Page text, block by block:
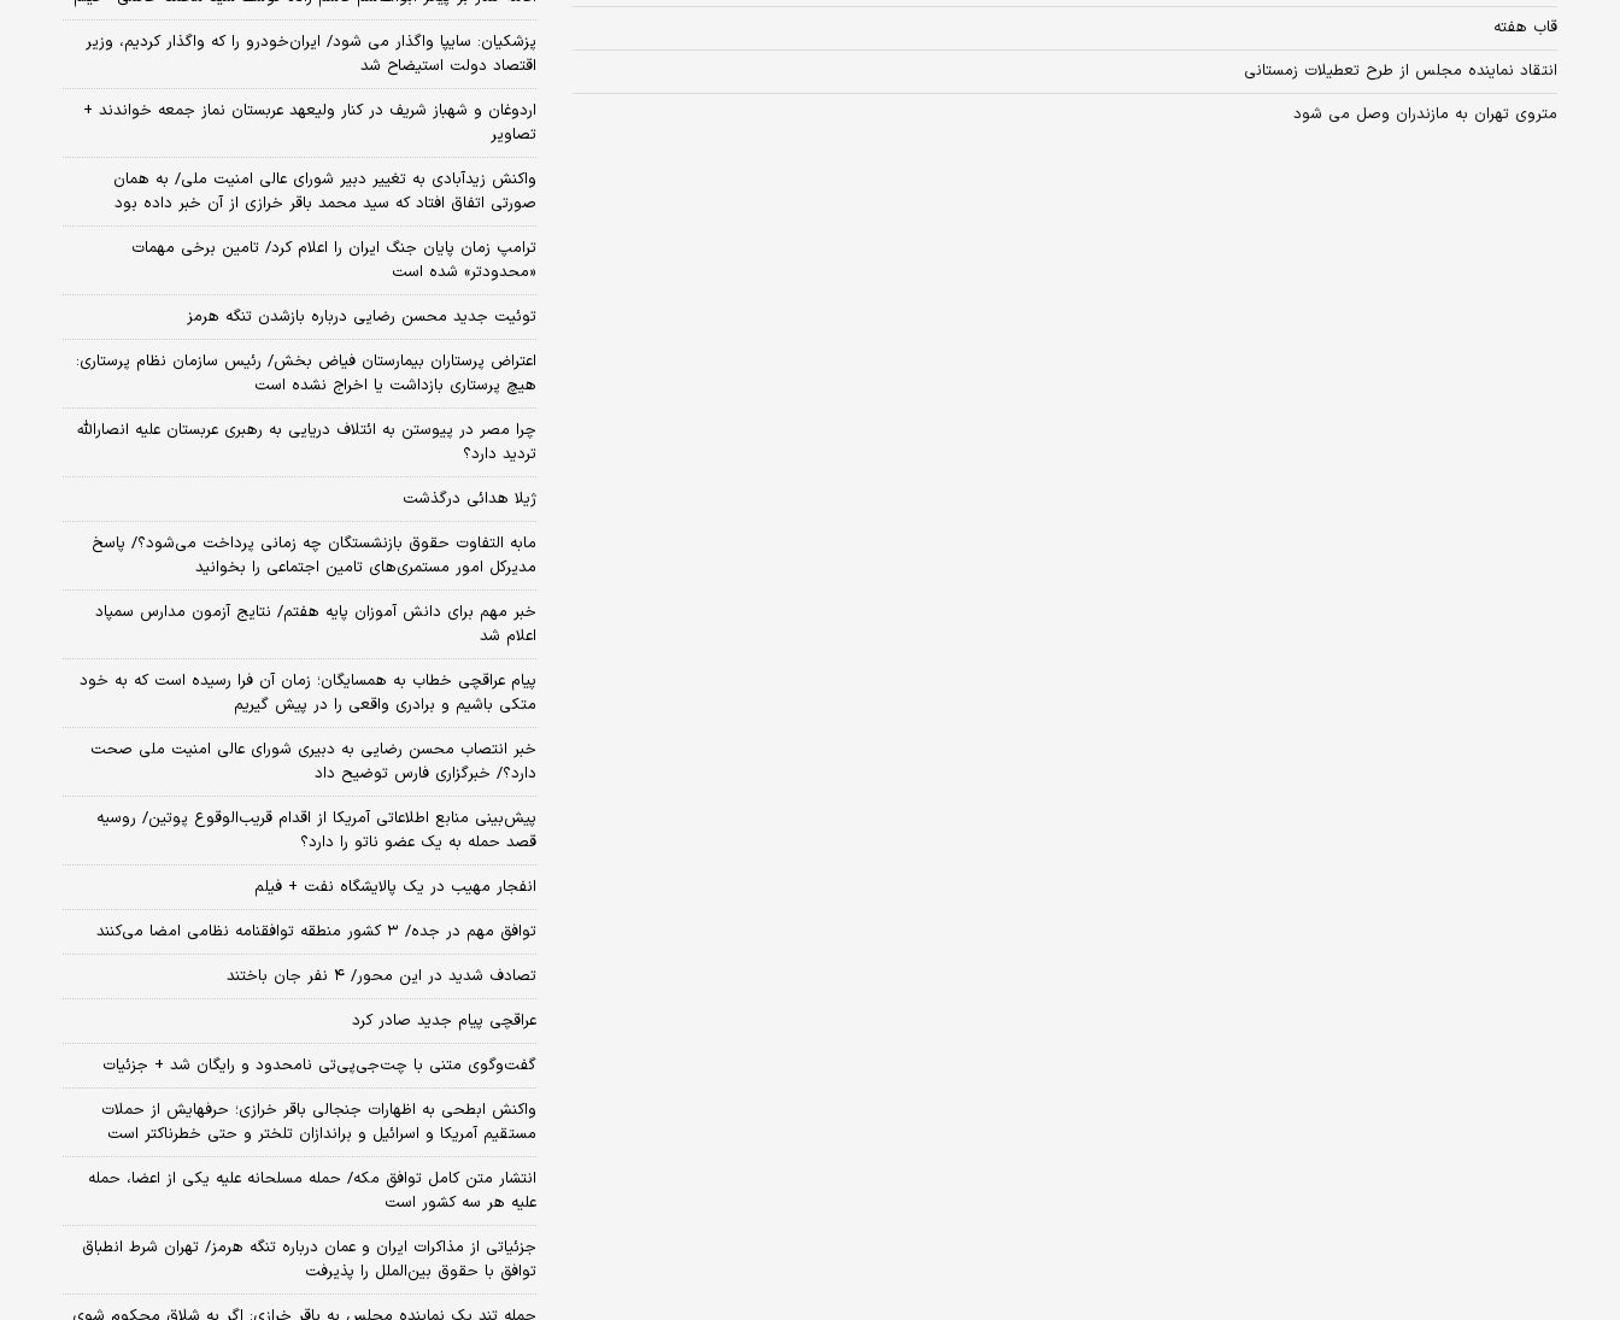
قاب هفته
انتقاد نماینده مجلس از طرح تعطیلات زمستانی
متروی تهران به مازندران وصل می شود
پزشکیان: سایپا واگذار می شود/ ایران‌خودرو را که واگذار کردیم، وزیر
اقتصاد دولت استیضاح شد
اردوغان و شهباز شریف در کنار ولیعهد عربستان نماز جمعه خواندند +
تصاویر
واکنش زیدآبادی به تغییر دبیر شورای عالی امنیت ملی/ به همان
صورتی اتفاق افتاد که سید محمد باقر خرازی از آن خبر داده بود
ترامپ زمان پایان جنگ ایران را اعلام کرد/ تامین برخی مهمات
«محدودتر» شده است
توئیت جدید محسن رضایی درباره بازشدن تنگه هرمز
اعتراض پرستاران بیمارستان فیاض بخش/ رئیس سازمان نظام پرستاری:
هیچ پرستاری بازداشت یا اخراج نشده است
چرا مصر در پیوستن به ائتلاف دریایی به رهبری عربستان علیه انصارالله
تردید دارد؟
ژیلا هدائی درگذشت
مابه التفاوت حقوق بازنشستگان چه زمانی پرداخت می‌شود؟/ پاسخ
مدیرکل امور مستمری‌های تامین اجتماعی را بخوانید
خبر مهم برای دانش آموزان پایه هفتم/ نتایج آزمون مدارس سمپاد
اعلام شد
پیام عراقچی خطاب به همسایگان؛ زمان آن فرا رسیده است که به خود
متکی باشیم و برادری واقعی را در پیش گیریم
خبر انتصاب محسن رضایی به دبیری شورای عالی امنیت ملی صحت
دارد؟/ خبرگزاری فارس توضیح داد
پیش‌بینی منابع اطلاعاتی آمریکا از اقدام قریب‌الوقوع پوتین/ روسیه
قصد حمله به یک عضو ناتو را دارد؟
انفجار مهیب در یک پالایشگاه نفت + فیلم
توافق مهم در جده/ ۳ کشور منطقه توافقنامه نظامی امضا می‌کنند
تصادف شدید در این محور/ ۴ نفر جان باختند
عراقچی پیام جدید صادر کرد
گفت‌وگوی متنی با چت‌جی‌پی‌تی نامحدود و رایگان شد + جزئیات
واکنش ابطحی به اظهارات جنجالی باقر خرازی؛ حرفهایش از حملات
مستقیم آمریکا و اسرائیل و براندازان تلختر و حتی خطرناکتر است
انتشار متن کامل توافق مکه/ حمله مسلحانه علیه یکی از اعضا، حمله
علیه هر سه کشور است
جزئیاتی از مذاکرات ایران و عمان درباره تنگه هرمز/ تهران شرط انطباق
توافق با حقوق بین‌الملل را پذیرفت